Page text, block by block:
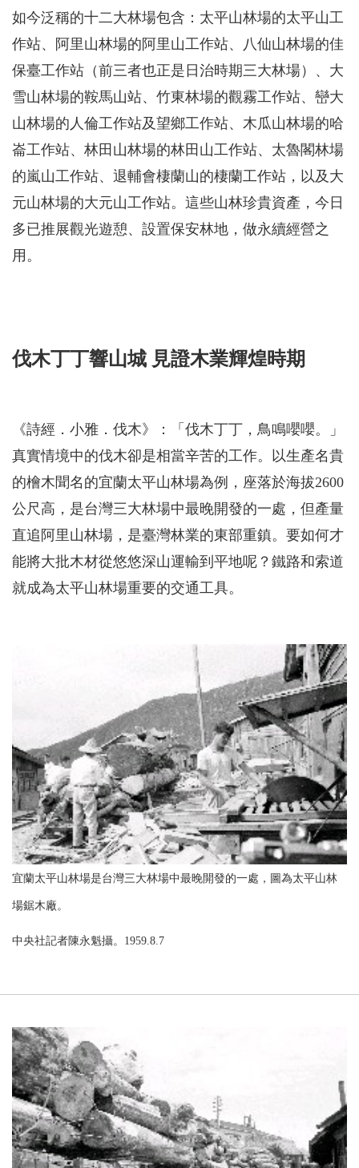
如今泛稱的十二大林場包含：太平山林場的太平山工
作站、阿里山林場的阿里山工作站、八仙山林場的佳
保臺工作站（前三者也正是日治時期三大林場）、大
雪山林場的鞍馬山站、竹東林場的觀霧工作站、巒大
山林場的人倫工作站及望鄉工作站、木瓜山林場的哈
崙工作站、林田山林場的林田山工作站、太魯閣林場
的嵐山工作站、退輔會棲蘭山的棲蘭工作站，以及大
元山林場的大元山工作站。這些山林珍貴資產，今日
多已推展觀光遊憩、設置保安林地，做永續經營之
用。
伐木丁丁響山城 見證木業輝煌時期
《詩經．小雅．伐木》：「伐木丁丁，鳥鳴嚶嚶。」
真實情境中的伐木卻是相當辛苦的工作。以生產名貴
的檜木聞名的宜蘭太平山林場為例，座落於海拔2600
公尺高，是台灣三大林場中最晚開發的一處，但產量
直追阿里山林場，是臺灣林業的東部重鎮。要如何才
能將大批木材從悠悠深山運輸到平地呢？鐵路和索道
就成為太平山林場重要的交通工具。
宜蘭太平山林場是台灣三大林場中最晚開發的一處，圖為太平山林
場鋸木廠。
中央社記者陳永魁攝。1959.8.7